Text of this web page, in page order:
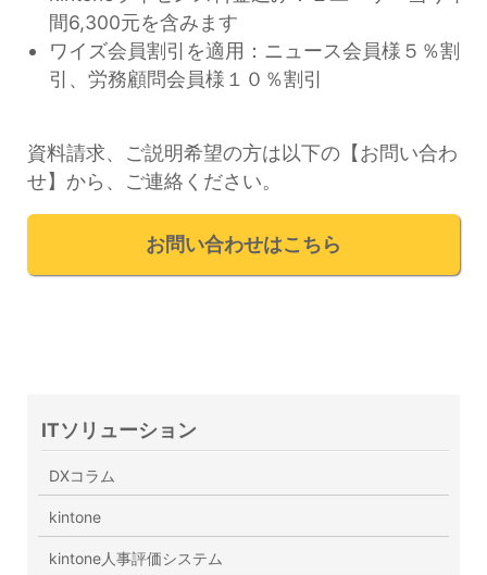
間6,300元を含みます
ワイズ会員割引を適用：ニュース会員様５％割
引、労務顧問会員様１０％割引
資料請求、ご説明希望の方は以下の【お問い合わ
せ】から、ご連絡ください。
お問い合わせはこちら
ITソリューション
DXコラム
kintone
kintone人事評価システム